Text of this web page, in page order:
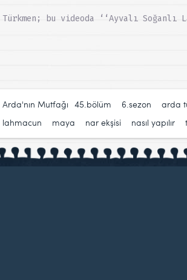
Türkmen; bu videoda ‘‘Ayvalı
Arda'nın Mutfağı 45.bölüm 6.sezon arda
lahmacun
maya nar ekşisi nasıl yapılır